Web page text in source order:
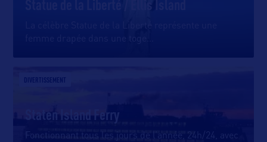
DIVERTISSEMENT
Staten Island Ferry
Fonctionnant tous les jours de l’année, 24h/24, avec